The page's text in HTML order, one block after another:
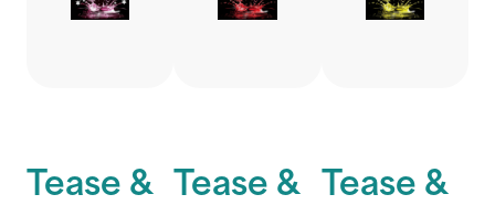
Tease &
Tease &
Tease &